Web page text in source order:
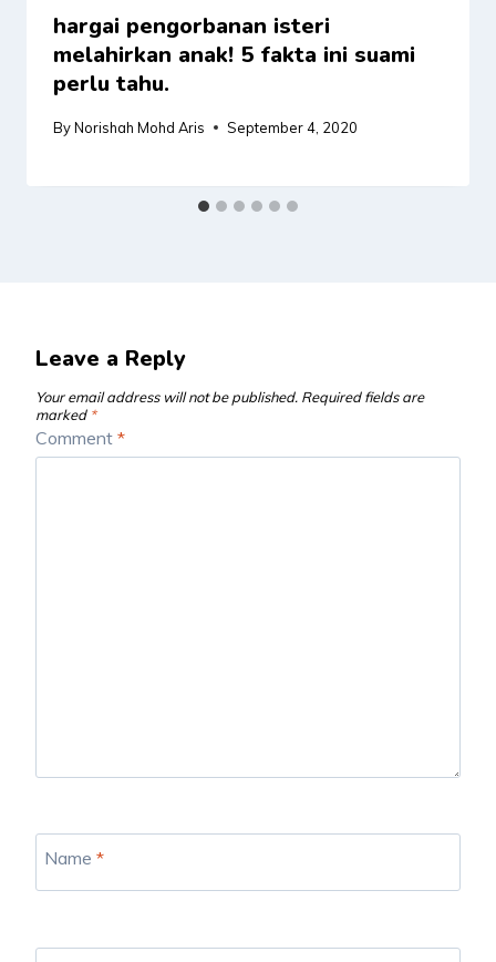
hargai pengorbanan isteri
melahirkan anak! 5 fakta ini suami
perlu tahu.
ByNorishah Mohd Aris September 4, 2020
Leave a Reply
Your email address will not be published. Required fields are
marked *
Comment *
Name *